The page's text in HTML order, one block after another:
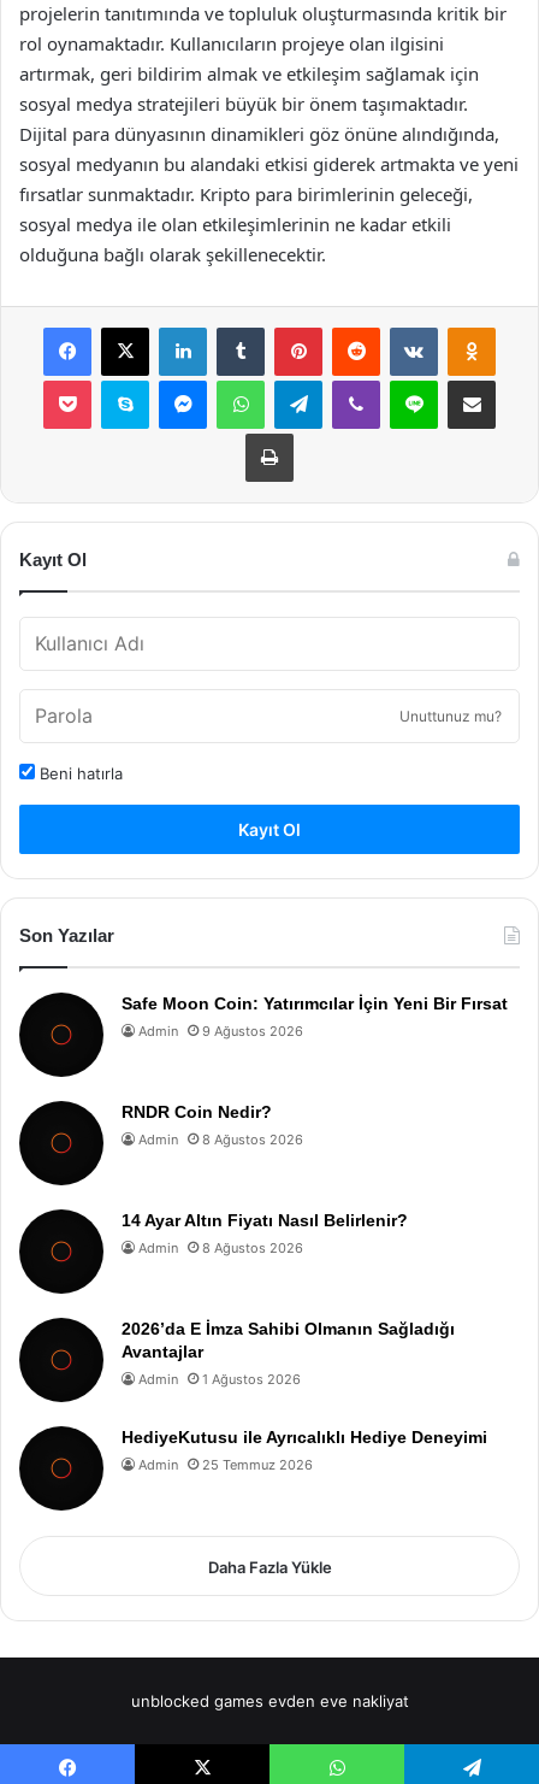
projelerin tanıtımında ve topluluk oluşturmasında kritik bir
rol oynamaktadır. Kullanıcıların projeye olan ilgisini
artırmak, geri bildirim almak ve etkileşim sağlamak için
sosyal medya stratejileri büyük bir önem taşımaktadır.
Dijital para dünyasının dinamikleri göz önüne alındığında,
sosyal medyanın bu alandaki etkisi giderek artmakta ve yeni
fırsatlar sunmaktadır. Kripto para birimlerinin geleceği,
sosyal medya ile olan etkileşimlerinin ne kadar etkili
olduğuna bağlı olarak şekillenecektir.
Facebook
X LinkedInTumblr PinterestReddit VKontakte
Pocket Skype MessengerWhatsAppTelegramViber Line E-Posta ile
Yazdır
Kayıt Ol
Unuttunuz mu?
Beni hatırla
Kayıt Ol
Son Yazılar
Safe Moon Coin: Yatırımcılar İçin Yeni Bir Fırsat
Admin 9 Ağustos 2026
RNDR Coin Nedir?
Admin 8 Ağustos 2026
14 Ayar Altın Fiyatı Nasıl Belirlenir?
Admin 8 Ağustos 2026
2026’da E İmza Sahibi Olmanın Sağladığı
Avantajlar
Admin 1 Ağustos 2026
HediyeKutusu ile Ayrıcalıklı Hediye Deneyimi
Admin 25 Temmuz 2026
Daha Fazla Yükle
unblocked games evden eve nakliyat